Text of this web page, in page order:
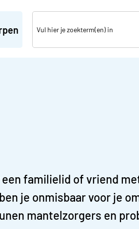
familielid of vriend
je onmisbaar voor je
mantelzorgers en